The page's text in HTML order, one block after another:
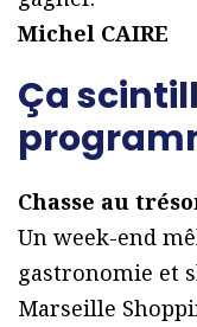
Michel CAIRE
Ça
Chasse au
Un week-end
gastronomie et
Marseille